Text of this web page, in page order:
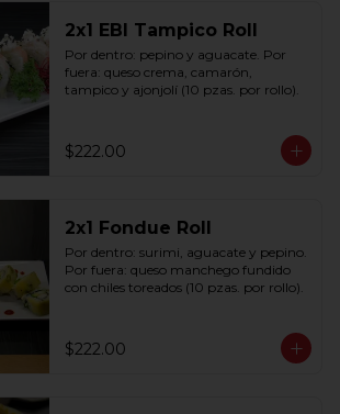
2x1 EBI Tampico Roll
Por dentro: pepino y aguacate. Por
fuera: queso crema, camarón,
tampico y ajonjolí (10 pzas. por rollo).
$222.00
2x1 Fondue Roll
Por dentro: surimi, aguacate y pepino.
Por fuera: queso manchego fundido
con chiles toreados (10 pzas. por rollo).
$222.00